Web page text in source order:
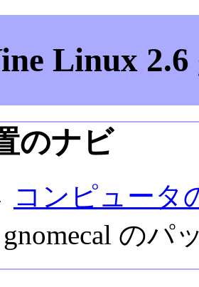
Linux 2.6
のナビ
コンピュータ
のパ